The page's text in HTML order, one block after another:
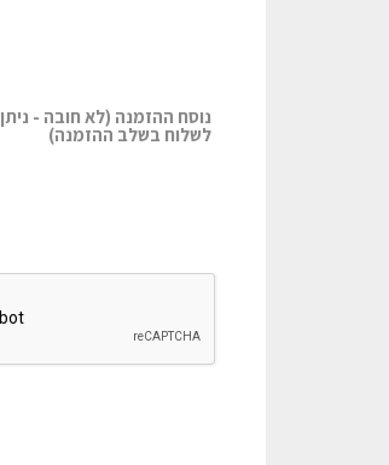
נוסח ההזמנה (לא חובה - ניתן
לשלוח בשלב ההזמנה)